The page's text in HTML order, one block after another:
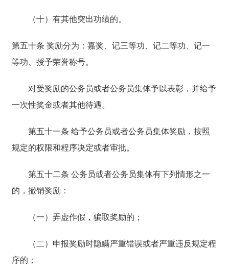
（十）有其他突出功绩的。
第五十条 奖励分为：嘉奖、记三等功、记二等功、记一
等功、授予荣誉称号。
对受奖励的公务员或者公务员集体予以表彰，并给予
一次性奖金或者其他待遇。
第五十一条 给予公务员或者公务员集体奖励，按照
规定的权限和程序决定或者审批。
第五十二条 公务员或者公务员集体有下列情形之一
的，撤销奖励：
（一）弄虚作假，骗取奖励的；
（二）申报奖励时隐瞒严重错误或者严重违反规定程
序的；